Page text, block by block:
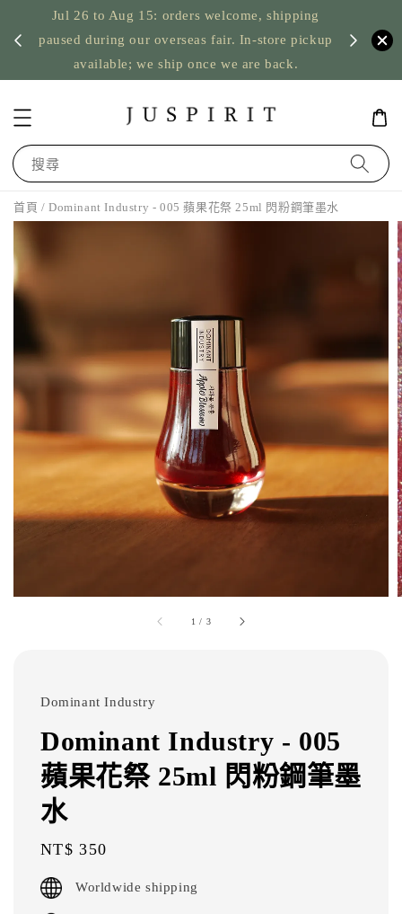
Jul 26 to Aug 15: orders welcome, shipping
paused during our overseas fair. In-store pickup
available; we ship once we are back.
US
搜尋
首頁 / Dominant Industry - 005 蘋果花祭 25ml 閃粉鋼筆墨水
1 / 3
Dominant Industry
Dominant Industry - 005
蘋果花祭 25ml 閃粉鋼筆墨
水
Regular
price
NT$ 350
Worldwide shipping